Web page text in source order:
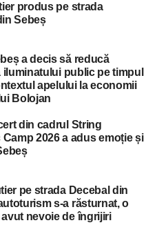
produs pe strada
Sebeș
a decis să reducă
iluminatului public pe timpul
apelului la economii
Bolojan
din cadrul String
2026 a adus emoție și
pe strada Decebal din
s-a răsturnat, o
nevoie de îngrijiri